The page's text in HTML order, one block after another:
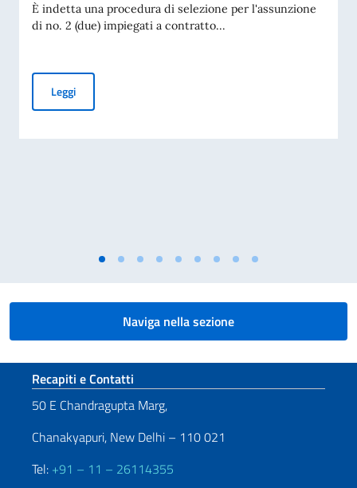
È indetta una procedura di selezione per l'assunzione
di no. 2 (due) impiegati a contratto...
LeggiAVVISO DI ASSUNZIONE DI 02 IMPIEGATI A CONTRATTO
Naviga nella sezione
Sezione footer
Recapiti e Contatti
50 E Chandragupta Marg,
Chanakyapuri, New Delhi – 110 021
Tel: +91 – 11 – 26114355